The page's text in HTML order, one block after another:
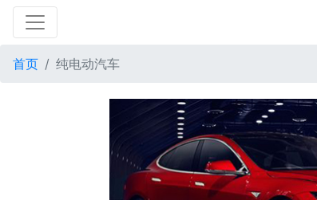
首页 纯电动汽车